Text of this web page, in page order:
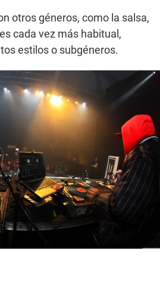
otros géneros, como la salsa,
cada vez más habitual,
estilos o subgéneros.